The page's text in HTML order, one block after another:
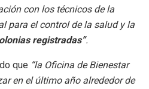
con los técnicos de la
para el control de la salud y la
registradas”.
que “la Oficina de Bienestar
en el último año alrededor de